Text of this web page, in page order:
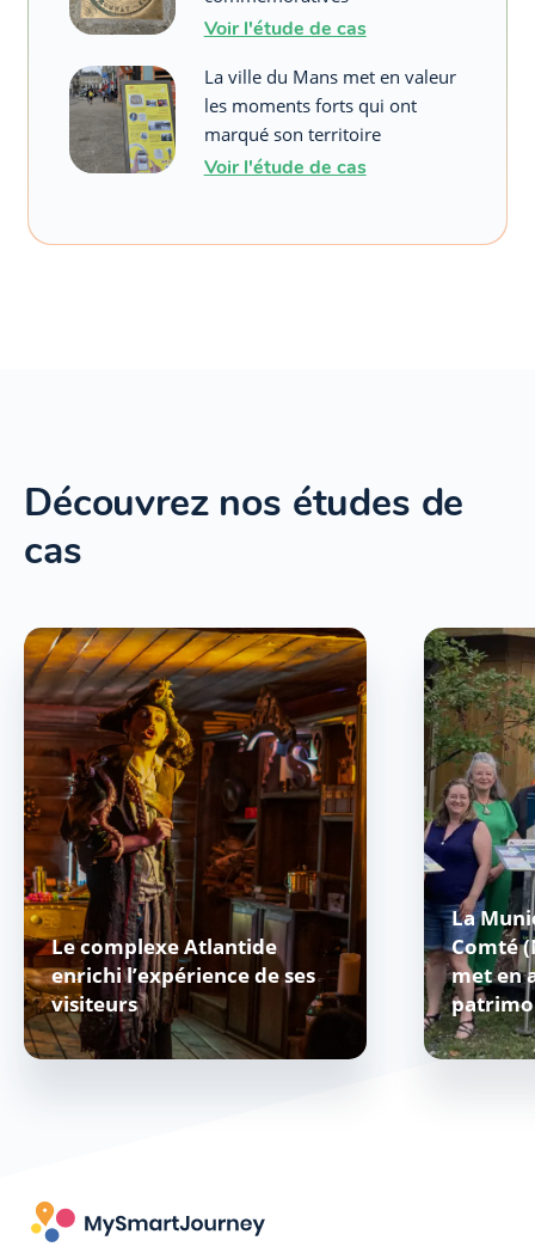
Voir l'étude de cas
La ville du Mans met en valeur
les moments forts qui ont
marqué son territoire
Voir l'étude de cas
Découvrez nos études de
cas
Le complexe Atlantide
enrichi l’expérience de ses
visiteurs
La
Comté
met en